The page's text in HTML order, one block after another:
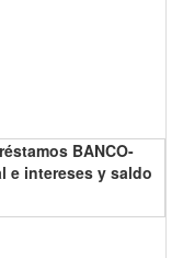
BANCO-
e intereses y saldo